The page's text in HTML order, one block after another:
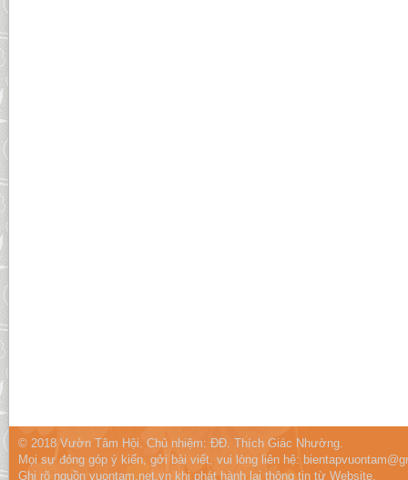
© 2018 Vườn Tâm Hội. Chủ nhiệm: ĐĐ. Thích Giác Nhường.
Mọi sự đóng góp ý kiến, gởi bài viết, vui lòng liên hệ:
Ghi rõ nguồn vuontam.net.vn khi phát hành lại thông tin từ Website.